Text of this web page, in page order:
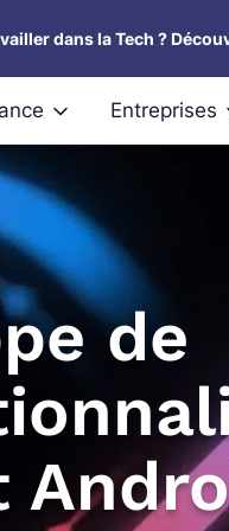
dans la Tech ?
Entreprises
de